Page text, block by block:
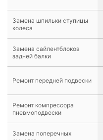
Замена шпильки ступицы
колеса
Замена сайлентблоков
задней балки
Ремонт передней подвески
Ремонт компрессора
пневмоподвески
Замена поперечных